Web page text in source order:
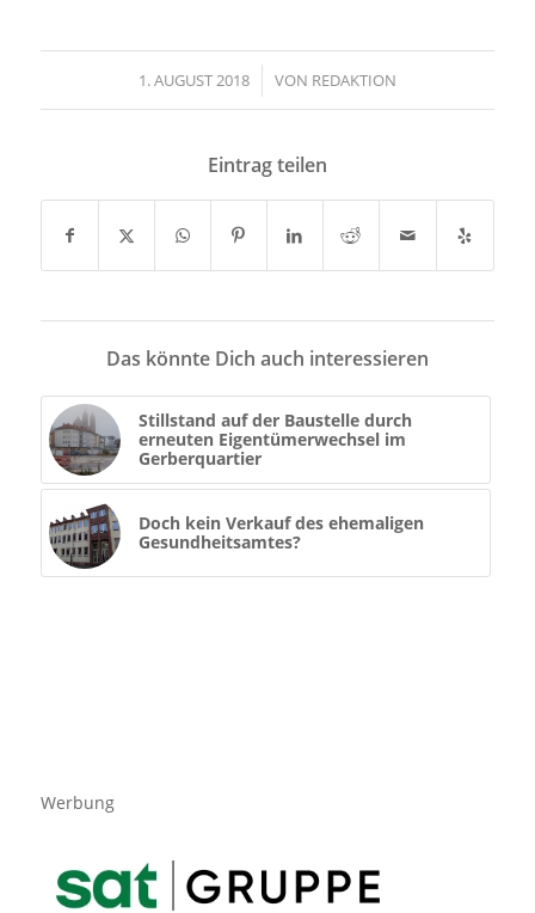
1. AUGUST 2018
/ VON REDAKTION
Eintrag teilen
Das könnte Dich auch interessieren
Stillstand auf der Baustelle durch
erneuten Eigentümerwechsel im
Gerberquartier
Doch kein Verkauf des ehemaligen
Gesundheitsamtes?
Werbung